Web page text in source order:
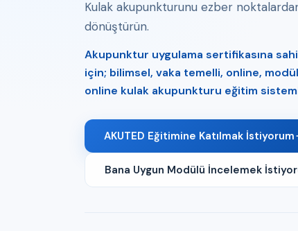
Kulak akupunkturunu ezber
dönüştürün.
Akupunktur uygulama sertifikasına
için; bilimsel, vaka temelli, online,
online kulak akupunkturu eğitim
AKUTED Eğitimine Katılmak İstiyorum
Bana Uygun Modülü İncelemek